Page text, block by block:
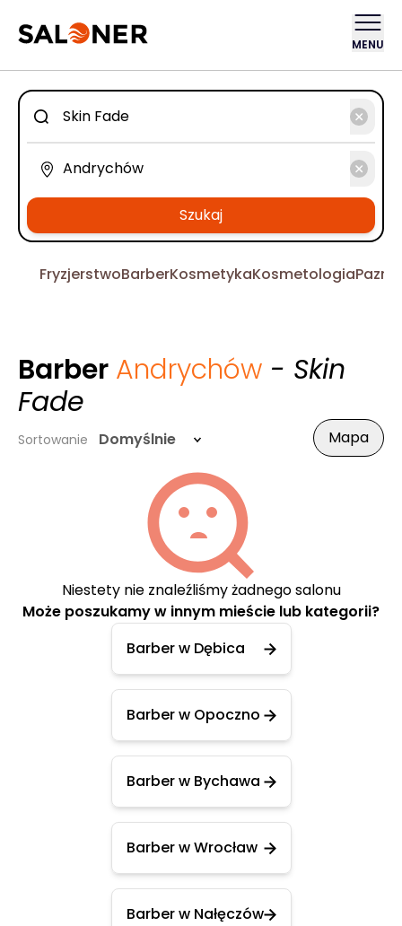
MENU
Szukaj
FryzjerstwoBarberKosmetykaKosmetologia
Barber Andrychów - Skin
Fade
Sortowanie Domyślnie Mapa
Niestety nie znaleźliśmy żadnego salonu
Może poszukamy w innym mieście lub kategorii?
Barber w Dębica
Barber w Opoczno
Barber w Bychawa
Barber w Wrocław
Barber w Nałęczów